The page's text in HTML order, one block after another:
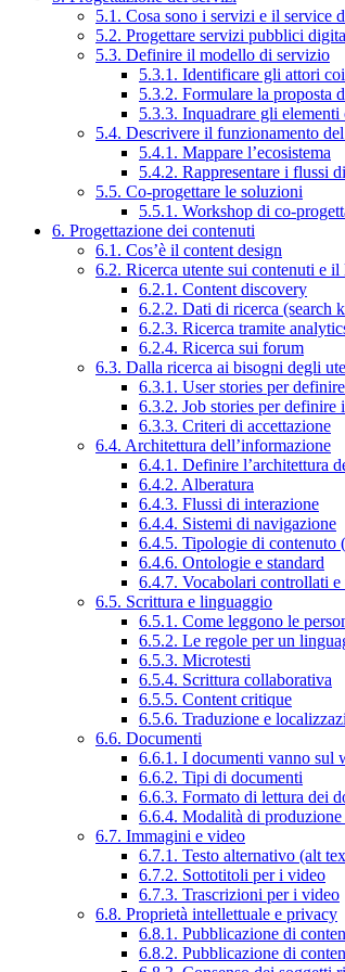
5.1. Cosa sono i servizi e il service
5.2. Progettare servizi pubblici
5.3. Definire il modello di servizio
5.3.1. Identificare gli attori
5.3.2. Formulare la proposta
5.3.3. Inquadrare gli
5.4. Descrivere il funzionamento
5.4.1. Mappare l’ecosistema
5.4.2. Rappresentare i flussi
5.5. Co-progettare le soluzioni
5.5.1. Workshop di co-
6. Progettazione dei contenuti
6.1. Cos’è il content design
6.2. Ricerca utente sui contenuti e
6.2.1. Content discovery
6.2.2. Dati di ricerca (search
6.2.3. Ricerca tramite
6.2.4. Ricerca sui forum
6.3. Dalla ricerca ai bisogni degli
6.3.1. User stories per
6.3.2. Job stories per definire
6.3.3. Criteri di accettazione
6.4. Architettura dell’informazione
6.4.1. Definire l’architettura
6.4.2. Alberatura
6.4.3. Flussi di interazione
6.4.4. Sistemi di navigazione
6.4.5. Tipologie di contenuto
6.4.6. Ontologie e standard
6.4.7. Vocabolari controllati e
6.5. Scrittura e linguaggio
6.5.1. Come leggono le
6.5.2. Le regole per un
6.5.3. Microtesti
6.5.4. Scrittura collaborativa
6.5.5. Content critique
6.5.6. Traduzione e
6.6. Documenti
6.6.1. I documenti vanno sul
6.6.2. Tipi di documenti
6.6.3. Formato di lettura dei
6.6.4. Modalità di produzione
6.7. Immagini e video
6.7.1. Testo alternativo (alt
6.7.2. Sottotitoli per i video
6.7.3. Trascrizioni per i video
6.8. Proprietà intellettuale e privacy
6.8.1. Pubblicazione di
6.8.2. Pubblicazione di